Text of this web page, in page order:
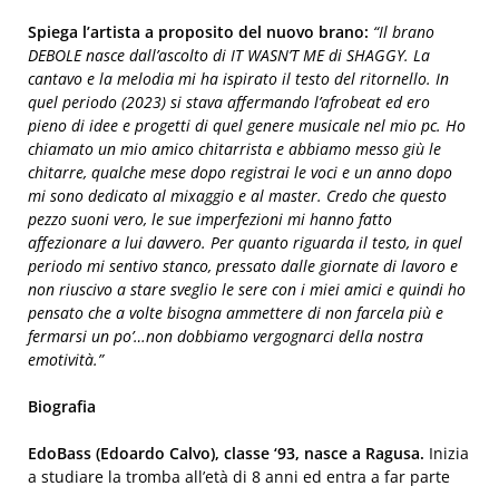
Spiega l’artista a proposito del nuovo brano: “Il brano
DEBOLE nasce dall’ascolto di IT WASN’T ME di SHAGGY. La
cantavo e la melodia mi ha ispirato il testo del ritornello. In
quel periodo (2023) si stava affermando l’afrobeat ed ero
pieno di idee e progetti di quel genere musicale nel mio pc. Ho
chiamato un mio amico chitarrista e abbiamo messo giù le
chitarre, qualche mese dopo registrai le voci e un anno dopo
mi sono dedicato al mixaggio e al master. Credo che questo
pezzo suoni vero, le sue imperfezioni mi hanno fatto
affezionare a lui davvero. Per quanto riguarda il testo, in quel
periodo mi sentivo stanco, pressato dalle giornate di lavoro e
non riuscivo a stare sveglio le sere con i miei amici e quindi ho
pensato che a volte bisogna ammettere di non farcela più e
fermarsi un po’…non dobbiamo vergognarci della nostra
emotività.”
Biografia
EdoBass (Edoardo Calvo), classe ‘93, nasce a Ragusa. Inizia
a studiare la tromba all’età di 8 anni ed entra a far parte